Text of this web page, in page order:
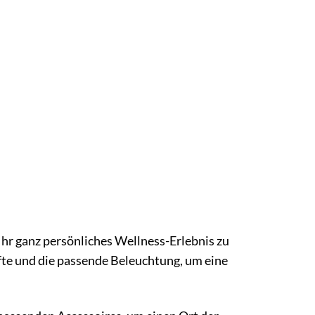
ganz persönliches Wellness-Erlebnis zu
und die passende Beleuchtung, um eine